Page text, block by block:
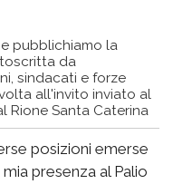
pubblichiamo la
da
sindacati e forze
all'invito inviato al
Rione Santa Caterina
posizioni emerse
presenza al Palio